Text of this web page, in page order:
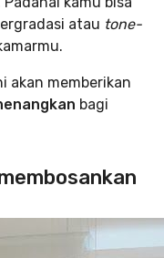
atau tone-
akan memberikan
bagi